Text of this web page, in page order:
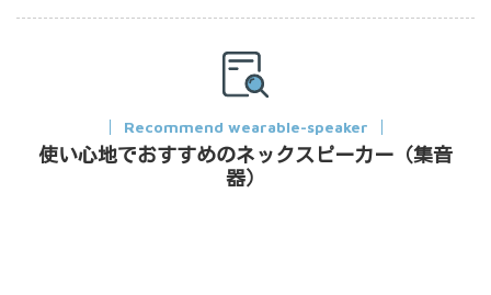
Recommend wearable-speaker
使い心地でおすすめのネックスピーカー（集音
器）